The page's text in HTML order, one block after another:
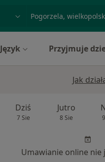
Język Przyjmuje
Jak
Dziś
7 Sie
Jutro
8 Sie
Umawianie online nie